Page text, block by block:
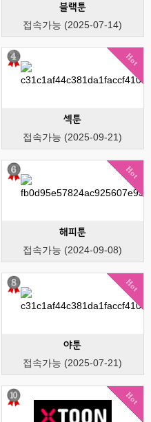
블랙툰
접속가능 (2025-07-14)
Hot
섹툰
접속가능 (2025-09-21)
Hot
해피툰
접속가능 (2024-09-08)
Hot
야툰
접속가능 (2025-07-21)
Hot